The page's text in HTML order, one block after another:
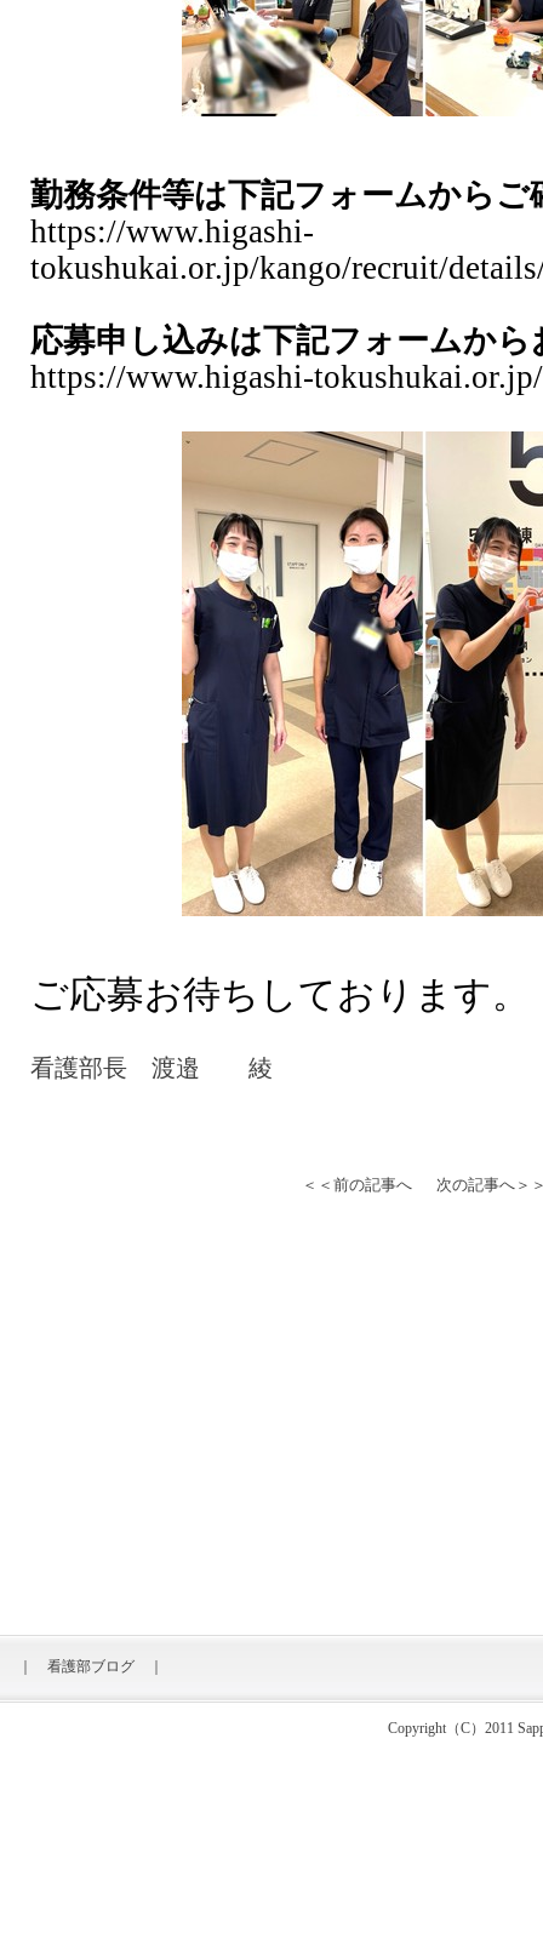
勤務条件等は下記フォームからご
https://www.higashi-
tokushukai.or.jp/kango/recruit/
応募申し込みは下記フォームか
https://www.higashi-
ご応募お待ちしております。
看護部長 渡邉 綾
＜＜前の記事へ 次の記事へ＞
看護部ブログ
Copyright（C）2011